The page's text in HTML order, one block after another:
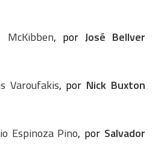
, por José Bellver
Varoufakis, por Nick Buxton
Espinoza Pino, por Salvador